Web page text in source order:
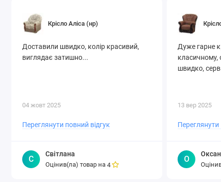
Крісло Аліса (нр)
Доставили швидко, колір красивий,
виглядає затишно...
04 жовт 2025
Переглянути повний відгук
С
Світлана
Оцінив(ла) товар на 4
Дуже гарне
класичному,
швидко,
13 вер 2025
Переглянути
О